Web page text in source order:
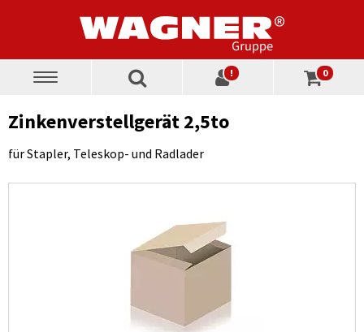
Toggle
! 0
Zinkenverstellgerät 2,5to
für Stapler, Teleskop- und Radlader